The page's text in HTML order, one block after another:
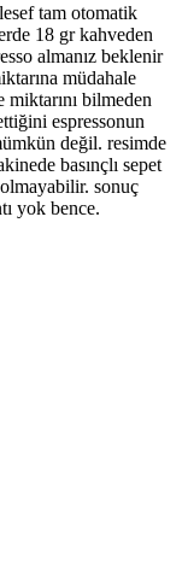
tam otomatik
18 gr kahveden
almanız beklenir
müdahale
bilmeden
espressonun
değil. resimde
basınçlı sepet
sonuç
yok bence.